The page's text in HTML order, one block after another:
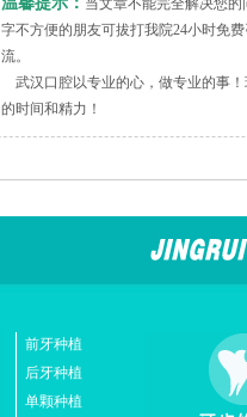
当文章不能完全解决您
字不方便的朋友可拔打我院24小时免
流。
武汉口腔以专业的心，做专业的事
的时间和精力！
前牙种植
后牙种植
单颗种植